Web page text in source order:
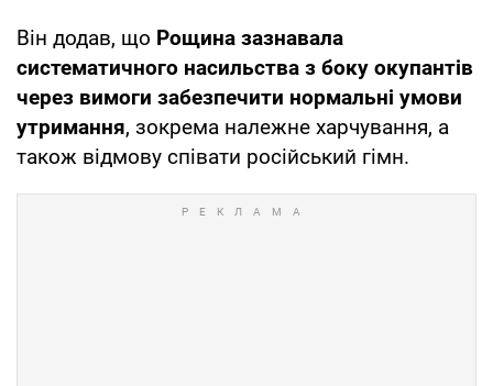
Він додав, що Рощина зазнавала
систематичного насильства з боку окупантів
через вимоги забезпечити нормальні умови
утримання, зокрема належне харчування, а
також відмову співати російський гімн.